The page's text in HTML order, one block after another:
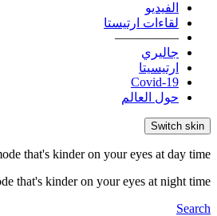
الفيديو
لقاءات ارتيستا
—————
جاليري
ارتيسيتا
Covid-19
حول العالم
Switch skin
that's kinder on your eyes at day time.
that's kinder on your eyes at night time.
Search